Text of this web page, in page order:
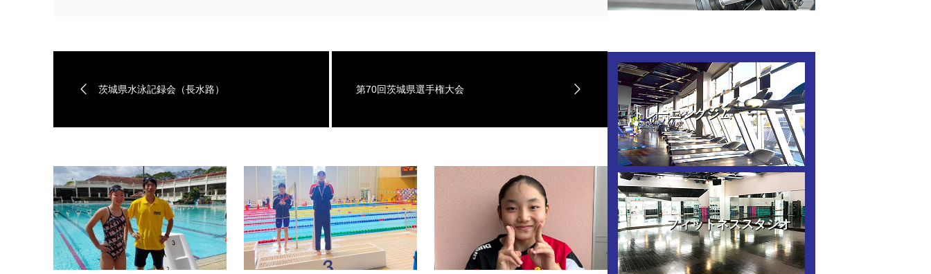
茨城県水泳記録会（長水路） 第70回茨城県選手権大会
トレーニングジム
フィットネススタジオ